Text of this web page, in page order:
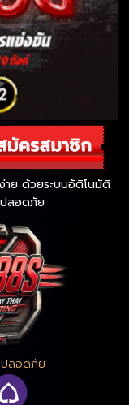
ย ด้วยระบบอัติโนมัติ
ลอดภัย
ปลอดภัย